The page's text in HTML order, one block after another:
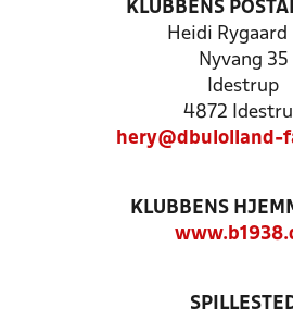
KLUBBENS
Heidi Rygaard
Nyvang 35
Idestrup
4872
hery@dbulolland-
KLUBBENS